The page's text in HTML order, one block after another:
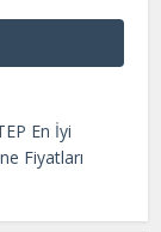
En İyi
Fiyatları